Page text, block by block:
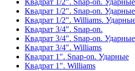
Квадрат 1/2". Snap-on. Ударные
Квадрат 1/2". Snap-on.
Квадрат 1/2". Williams.
Квадрат 3/4". Snap-on.
Квадрат 3/4". Snap-on. Ударные
Квадрат 3/4". Williams
Квадрат 1". Snap-on. Ударные
Квадрат 1". Williams